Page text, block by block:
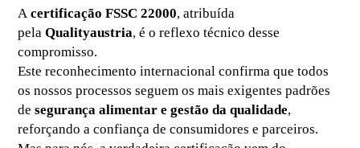
Acertificação FSSC 22000, atribuída
pelaQualityaustria, é o reflexo técnico desse
compromisso.
Este reconhecimento internacional confirma que todos
os nossos processos seguem os mais exigentes padrões
desegurança alimentar e gestão da qualidade,
reforçando a confiança de consumidores e parceiros.